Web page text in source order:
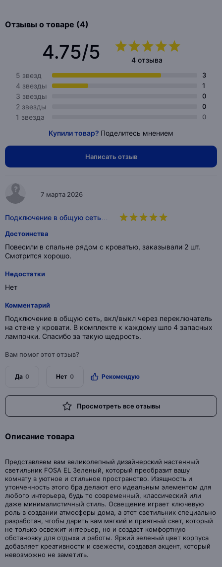
Отзывы о товаре (4)
4.75/5
4 отзыва
5 звезд
3
4 звезды 1
3 звезды 0
2 звезды 0
1 звезда 0
Купили товар? Поделитесь мнением
Написать отзыв
7 марта 2026
Подключение в общую сеть…
Достоинства
Повесили в спальне рядом с кроватью, заказывали 2 шт.
Смотрится хорошо.
Недостатки
Нет
Комментарий
Подключение в общую сеть, вкл/выкл через переключатель
на стене у кровати. В комплекте к каждому шло 4 запасных
лампочки. Спасибо за такую щедрость.
Вам помог этот отзыв?
Да 0 Нет 0 Рекомендую
Просмотреть все отзывы
Описание товара
Представляем вам великолепный дизайнерский настенный
светильник FOSA EL Зеленый, который преобразит вашу
комнату в уютное и стильное пространство. Изящность и
утонченность этого бра делают его идеальным элементом для
любого интерьера, будь то современный, классический или
даже минималистичный стиль. Освещение играет ключевую
роль в создании атмосферы дома, а этот светильник специально
разработан, чтобы дарить вам мягкий и приятный свет, который
не только освежит интерьер, но и создаст комфортную
обстановку для отдыха и работы. Яркий зеленый цвет корпуса
добавляет креативности и свежести, создавая акцент, который
невозможно не заметить.